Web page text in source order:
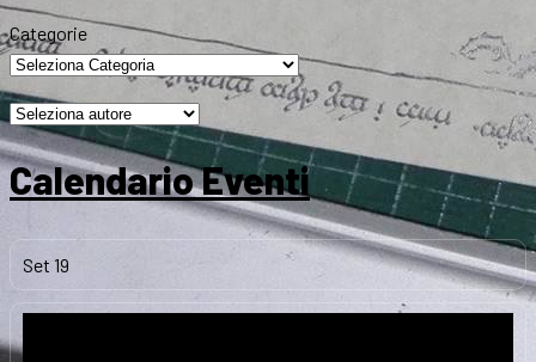
per:
Categorie
Calendario Eventi
Set 19